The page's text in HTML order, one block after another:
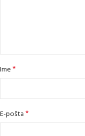
Ime*
E-pošta*